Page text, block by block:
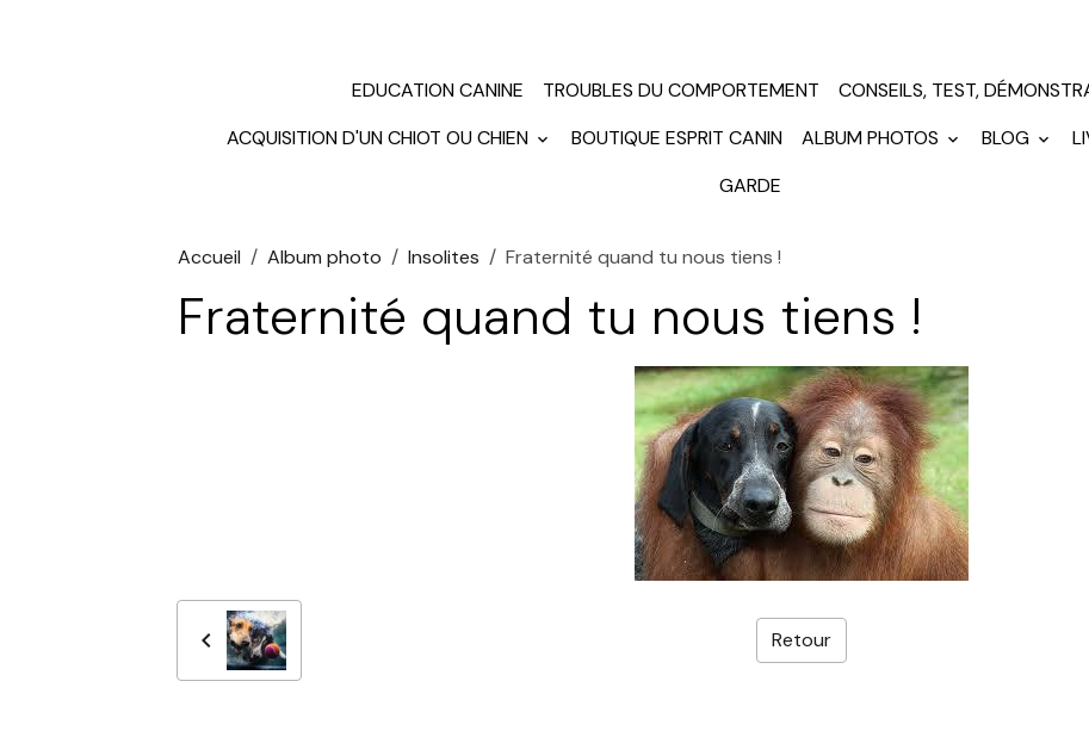
EDUCATION CANINE TROUBLES DU COMPORTEMENT
CONSEILS, TEST,
ACQUISITION D'UN CHIOT OU CHIEN
BOUTIQUE ESPRIT CANIN ALBUM PHOTOS BLOG
GARDE
Accueil Album photo Insolites Fraternité quand tu nous tiens !
Fraternité quand tu nous tiens !
Retour